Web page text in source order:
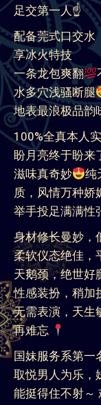
足交第一人☝️
配备莞式口交水
享冰火特技
一条龙包爽翻
水多穴浅骚断腿
地表最浪极品韵
100%全真本人
盼月亮终于盼来
滋味真奇妙
纯
质，风情万种娇
举手投足满满性
身材修长曼妙，
柔软仪态绝佳，
天鹅颈，绝世好
性感装扮，稍加
无需表演，天生
再难忘
国妹服务系第一
取悦男人为乐，
能挺得住不射～